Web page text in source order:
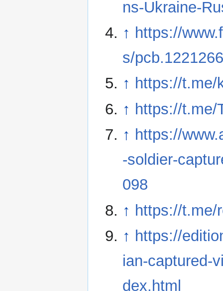
ns-Ukraine-
↑ https://
s/
↑ https://t.me/
↑ https://t.me/
↑ https://
-soldier-
098
↑ https://t.me/
↑ https://
ian-captured-
dex.html